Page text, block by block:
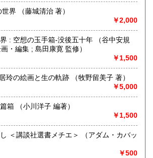
180円
180円
ですぐに出せない場合があります。よろ
・東西線 地下鉄谷町・堺筋線
天満宮 南森町 扇町各駅より徒歩5分
3日までは休業いたします。その間のご
日以降に対応させて頂きます。また、年末
ついては、郵便局・配送業者の日程に準
ご了承下さい。
藤城清治 光と影の世界 （藤城清治 著）
￥2,000
想の玉手箱-没後五十年 （谷中安規
・編集 ; 島田康寛 監修）
￥1,500
哀しき道化師 : 鴨居玲の絵画と生の軌跡 （牧野留美子 著）
￥5,000
小川洋子の偏愛短篇箱 （小川洋子 編著）
￥1,500
社選書メチエ＞ （アダム・カバッ
￥500